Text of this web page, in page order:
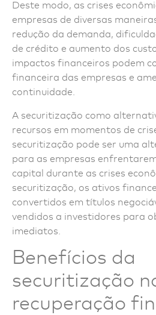
Deste modo, as crises
empresas de diversas
redução da demanda,
de crédito e aumento dos
impactos financeiros podem
financeira das empresas e
continuidade.
A securitização como
recursos em momentos de
securitização pode ser uma
para as empresas
capital durante as crises
securitização, os ativos
convertidos em títulos
vendidos a investidores para
imediatos.
Benefícios da
securitização
recuperação